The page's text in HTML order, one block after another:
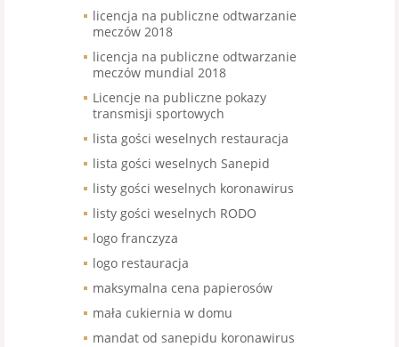
licencja na publiczne odtwarzanie
meczów 2018
licencja na publiczne odtwarzanie
meczów mundial 2018
Licencje na publiczne pokazy
transmisji sportowych
lista gości weselnych restauracja
lista gości weselnych Sanepid
listy gości weselnych koronawirus
listy gości weselnych RODO
logo franczyza
logo restauracja
maksymalna cena papierosów
mała cukiernia w domu
mandat od sanepidu koronawirus